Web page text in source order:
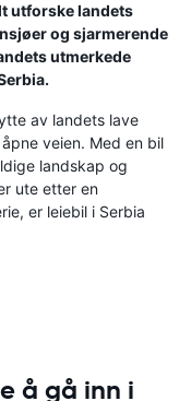
utforske landets
og sjarmerende
utmerkede
av landets lave
veien. Med en bil
landskap og
ute etter en
er leiebil i Serbia
å gå inn i